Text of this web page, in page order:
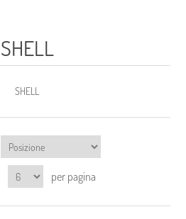
SHELL
SHELL
per pagina